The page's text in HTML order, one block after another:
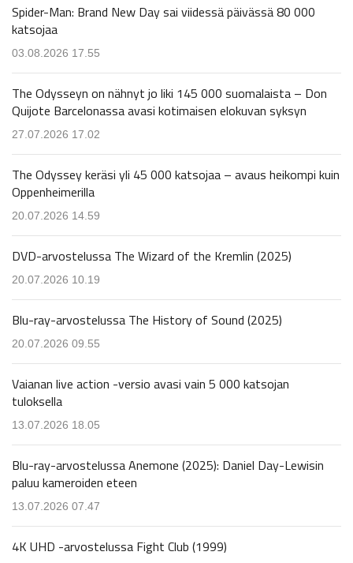
Spider-Man: Brand New Day sai viidessä päivässä 80 000
katsojaa
03.08.2026 17.55
The Odysseyn on nähnyt jo liki 145 000 suomalaista – Don
Quijote Barcelonassa avasi kotimaisen elokuvan syksyn
27.07.2026 17.02
The Odyssey keräsi yli 45 000 katsojaa – avaus heikompi kuin
Oppenheimerilla
20.07.2026 14.59
DVD-arvostelussa The Wizard of the Kremlin (2025)
20.07.2026 10.19
Blu-ray-arvostelussa The History of Sound (2025)
20.07.2026 09.55
Vaianan live action -versio avasi vain 5 000 katsojan
tuloksella
13.07.2026 18.05
Blu-ray-arvostelussa Anemone (2025): Daniel Day-Lewisin
paluu kameroiden eteen
13.07.2026 07.47
4K UHD -arvostelussa Fight Club (1999)